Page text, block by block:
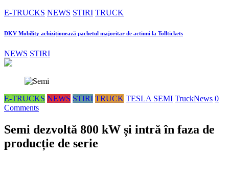
E-TRUCKS NEWS STIRI TRUCK
DKV Mobility achiziționează pachetul majoritar de acțiuni la Tolltickets
NEWS STIRI
E-TRUCKS NEWS STIRI TRUCK TESLA SEMI TruckNews 0
Comments
Semi dezvoltă 800 kW și intră în faza de
producție de serie